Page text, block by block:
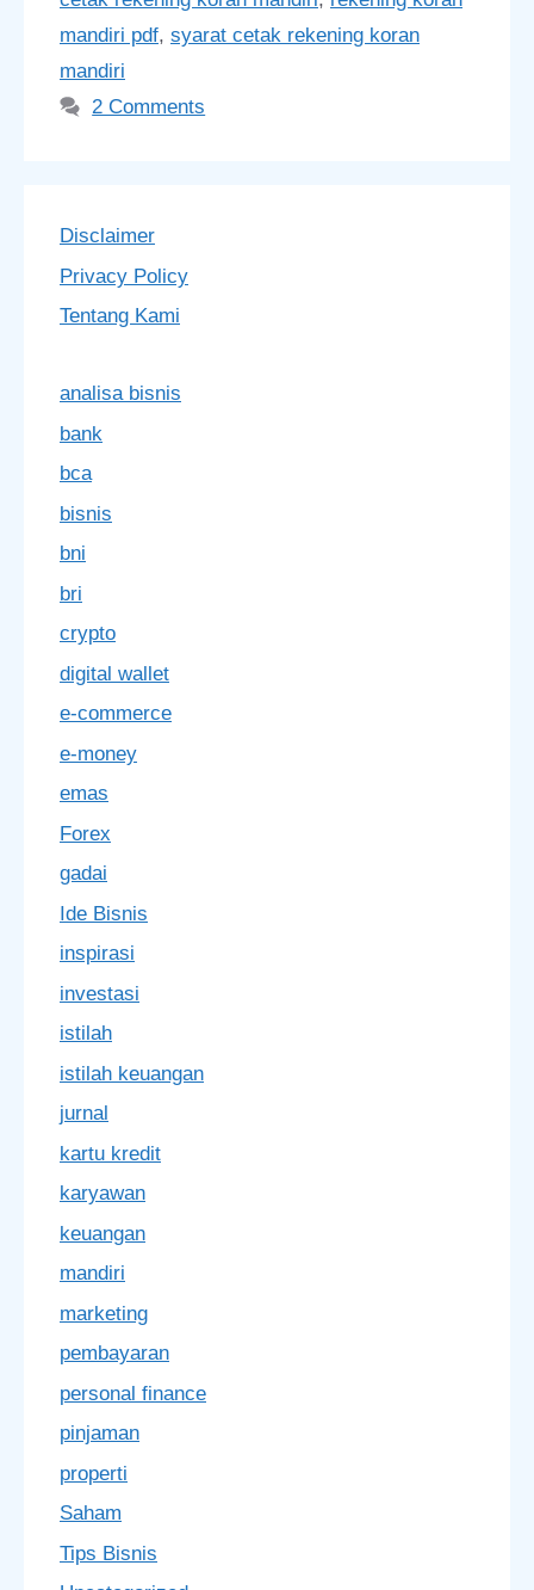
mandiri pdf, syarat cetak rekening koran
mandiri
2 Comments
Disclaimer
Privacy Policy
Tentang Kami
analisa bisnis
bank
bca
bisnis
bni
bri
crypto
digital wallet
e-commerce
e-money
emas
Forex
gadai
Ide Bisnis
inspirasi
investasi
istilah
istilah keuangan
jurnal
kartu kredit
karyawan
keuangan
mandiri
marketing
pembayaran
personal finance
pinjaman
properti
Saham
Tips Bisnis